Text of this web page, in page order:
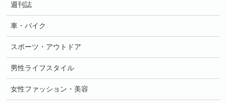
週刊誌
車・バイク
スポーツ・アウトドア
男性ライフスタイル
女性ファッション・美容